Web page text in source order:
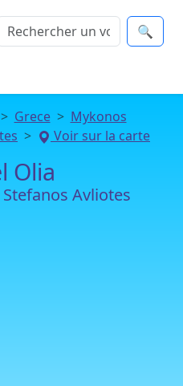
🔍
Grece
Mykonos
Voir sur la carte
Olia
Avliotes